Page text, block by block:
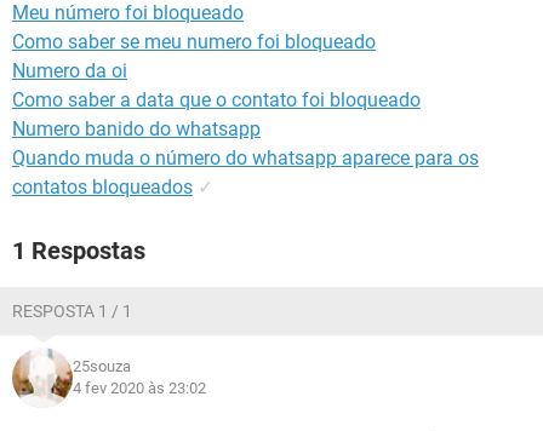
Meu número foi bloqueado
Como saber se meu numero foi bloqueado
Numero da oi
Como saber a data que o contato foi bloqueado
Numero banido do whatsapp
Quando muda o número do whatsapp aparece para os
contatos bloqueados ✓
1 Respostas
RESPOSTA 1 / 1
25souza
4 fev 2020 às 23:02